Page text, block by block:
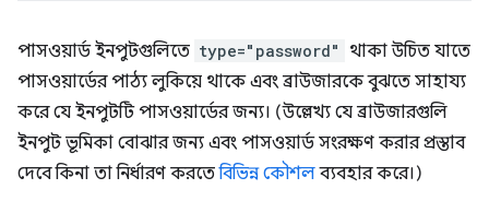
পাসওয়ার্ড ইনপুটগুলিতে type="password"
থাকা উচিত যাতে
পাসওয়ার্ডের পাঠ্য লুকিয়ে থাকে এবং ব্রাউজারকে বুঝতে সাহায্য
করে যে ইনপুটটি পাসওয়ার্ডের জন্য। (উল্লেখ্য যে ব্রাউজারগুলি
ইনপুট ভূমিকা বোঝার জন্য এবং পাসওয়ার্ড সংরক্ষণ করার প্রস্তাব
দেবে কিনা তা নির্ধারণ করতেবিভিন্ন কৌশলব্যবহার করে।)